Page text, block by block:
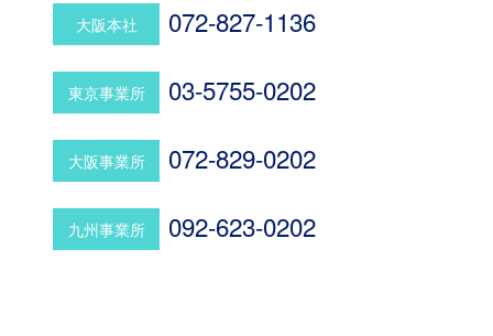
大阪本社 072-827-1136
東京事業所 03-5755-0202
大阪事業所 072-829-0202
九州事業所 092-623-0202